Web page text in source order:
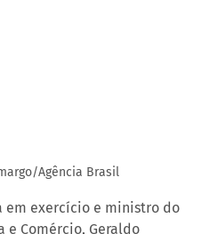
Agência Brasil
em exercício e ministro do
e Comércio, Geraldo